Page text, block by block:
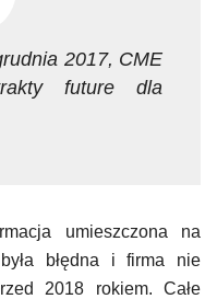
2017, CME
future dla
umieszczona na
błędna i firma nie
2018 rokiem. Całe